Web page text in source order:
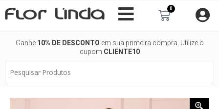
para
0
Carrinho
Ganhe 10% DE DESCONTO em sua primeira compra. Utilize o
cupom CLIENTE10
Produtos